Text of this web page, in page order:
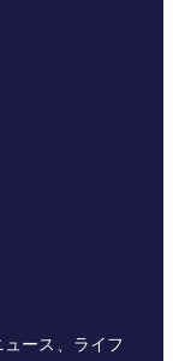
ース、ライフ